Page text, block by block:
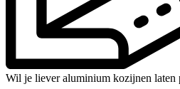
Wil je liever aluminium kozijnen laten